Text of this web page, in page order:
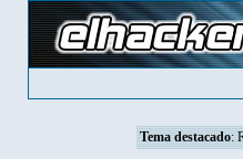
Tema destacado: